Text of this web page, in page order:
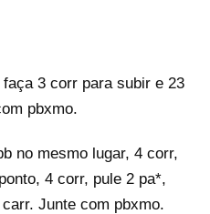
3 corr para subir e 23
pbxmo.
no mesmo lugar, 4 corr,
4 corr, pule 2 pa*,
Junte com pbxmo.